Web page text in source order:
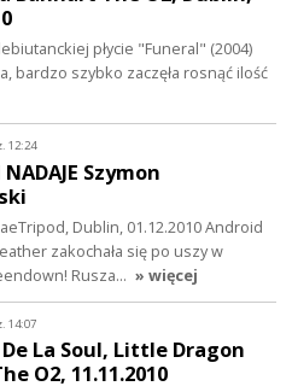
płycie "Funeral" (2004)
bardzo szybko zaczęła rosnąć ilość
12:24
Szymon
Dublin, 01.12.2010 Android
zakochała się po uszy w
Rusza… » więcej
14:07
La Soul, Little Dragon
O2, 11.11.2010